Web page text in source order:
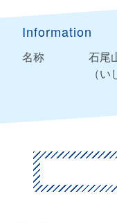
Information
名称
石尾
（